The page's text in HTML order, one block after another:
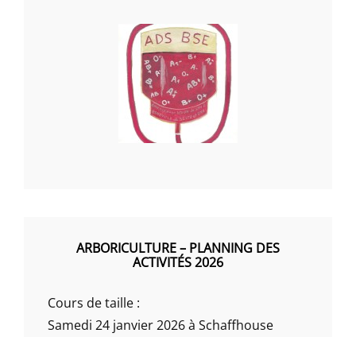
ARBORICULTURE – PLANNING DES
ACTIVITÉS 2026
Cours de taille :
Samedi 24 janvier 2026 à Schaffhouse